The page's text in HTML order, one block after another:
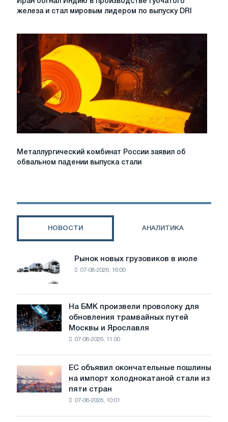
производстве
губчатого
железа
и
стал
мировым
лидером
выпуску
DRI
Иран обгнал Индию в производстве губчатого
железа и стал мировым лидером по выпуску DRI
Металлургический
комбинат
обвальном
Металлургический комбинат России заявил об
обвальном падении выпуска стали
НОВОСТИ АНАЛИТИКА
Рынок
новых
грузовиков
в
июле
Рынок новых грузовиков в июле
07-08-2026, 16:00
На
БМК
произвели
трамвайных
путей
Ярославля
На БМК произвели проволоку для
обновления трамвайных путей
Москвы и Ярославля
07-08-2026, 11:00
объявил
окончательные
ЕС объявил окончательные пошлины
на импорт холоднокатаной стали из
пяти стран
07-08-2026, 10:01